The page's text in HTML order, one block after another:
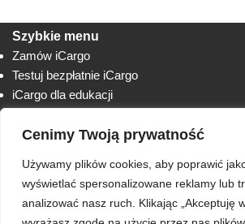
Cenimy Twoją prywatność
Używamy plików cookies, aby poprawić
wyświetlać spersonalizowane reklamy lub
analizować nasz ruch. Klikając „Akceptuję
Szybkie menu
Zamów iCargo
Testuj bezpłatnie iCargo
iCargo dla edukacji
Lista zmian
Techniczne AnyDesk